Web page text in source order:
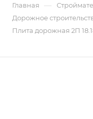
Главная —
Дорожное
Плита дорожная 2П